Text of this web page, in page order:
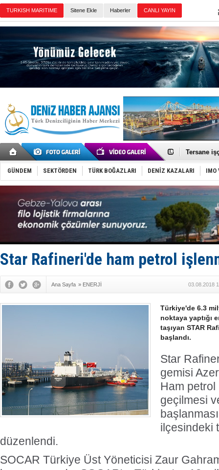
TURKISH MARITIME Sitene Ekle Haberler CANLI YAYIN
İstanbul
İngiliz
FESCO,
DESE,
35 milyon
İnsansız
Yüzyıl
Anadolu
Derince,
Tüpraş,
İTU AUV,
GÜNDEM SEKTÖRDEN TÜRK BOĞAZLARI DENİZ KAZALARI IMO
Star Rafineri'de ham petrol
Ana Sayfa » ENERJİ 03.08.2018
Türkiye'de 6.3
noktaya yaptığı
taşıyan STAR
başlandı.
Star
gemisi
Ham
geçilmesi
ilçesindeki
düzenlendi.
SOCAR Türkiye Üst Yöneticisi Zaur